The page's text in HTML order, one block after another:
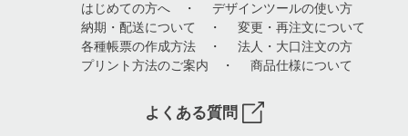
はじめての方へ ・ デザインツールの使い方
納期・配送について
・ 変更・再注文について
各種帳票の作成方法 ・ 法人・大口注文の方
プリント方法のご案内 ・ 商品仕様について
よくある質問